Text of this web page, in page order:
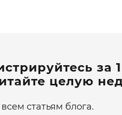
за
целую
статьям блога.